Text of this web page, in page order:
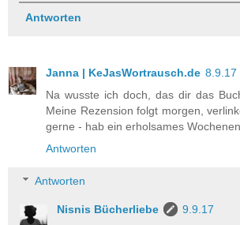
Antworten
Janna | KeJasWortrausch.de 8.9.17
Na wusste ich doch, das dir das
Meine Rezension folgt morgen,
gerne - hab ein erholsames
Antworten
Antworten
Nisnis Bücherliebe
9.9.17